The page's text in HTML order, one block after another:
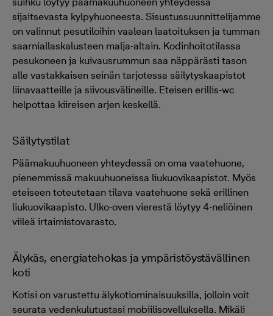
sijaitsevasta kylpyhuoneesta. Sisustussuunnittelijamme
on valinnut pesutiloihin vaalean laatoituksen ja tumman
saarniallaskalusteen malja-altain. Kodinhoitotilassa
pesukoneen ja kuivausrummun saa näppärästi tason
alle vastakkaisen seinän tarjotessa säilytyskaapistot
liinavaatteille ja siivousvälineille. Eteisen erillis-wc
helpottaa kiireisen arjen keskellä.
Säilytystilat
Päämakuuhuoneen yhteydessä on oma vaatehuone,
pienemmissä makuuhuoneissa liukuovikaapistot. Myös
eteiseen toteutetaan tilava vaatehuone sekä erillinen
liukuovikaapisto. Ulko-oven vierestä löytyy 4-neliöinen
viileä irtaimistovarasto.
Älykäs, energiatehokas ja ympäristöystävällinen
koti
Kotisi on varustettu älykotiominaisuuksilla, jolloin voit
seurata vedenkulutustasi mobiilisovelluksella. Mikäli